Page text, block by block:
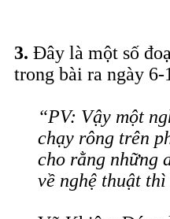
3. Đây là một số
trong bài ra ngày 6-
“PV: Vậy một
chạy rông trên
cho rằng những
về nghệ thuật thì